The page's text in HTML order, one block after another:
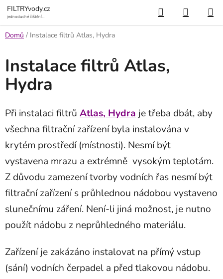
Přejít
na
obsah
FILTRYvody.cz
jednoduché čištění
Hledat
KOŠÍK
Domů / Instalace filtrů Atlas, Hydra
Instalace filtrů Atlas,
Hydra
Při instalaci filtrů Atlas, Hydra je třeba dbát, aby
všechna filtrační zařízení byla instalována v
krytém prostředí (místnosti). Nesmí být
vystavena mrazu a extrémně vysokým teplotám.
Z důvodu zamezení tvorby vodních řas nesmí být
filtrační zařízení s průhlednou nádobou vystaveno
slunečnímu záření. Není-li jiná možnost, je nutno
použít nádobu z neprůhledného materiálu.
Zařízení je zakázáno instalovat na přímý vstup
(sání) vodních čerpadel a před tlakovou nádobu.